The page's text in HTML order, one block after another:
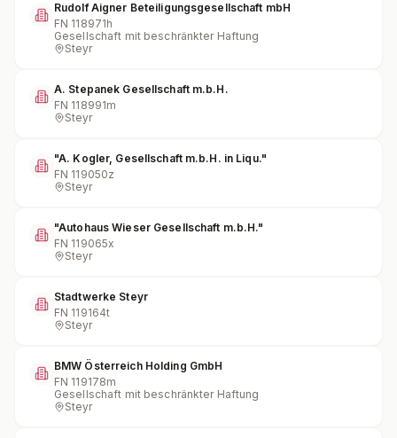
Rudolf Aigner Beteiligungsgesellschaft mbH
FN 118971h
Gesellschaft mit beschränkter Haftung
Steyr
A. Stepanek Gesellschaft m.b.H.
FN 118991m
Steyr
"A. Kogler, Gesellschaft m.b.H. in Liqu."
FN 119050z
Steyr
"Autohaus Wieser Gesellschaft m.b.H."
FN 119065x
Steyr
Stadtwerke Steyr
FN 119164t
Steyr
BMW Österreich Holding GmbH
FN 119178m
Gesellschaft mit beschränkter Haftung
Steyr